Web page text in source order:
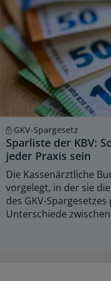
GKV-Spargesetz
Sparliste der KBV:
jeder Praxis sein
Die Kassenärztliche
vorgelegt, in der sie
des GKV-
Unterschiede